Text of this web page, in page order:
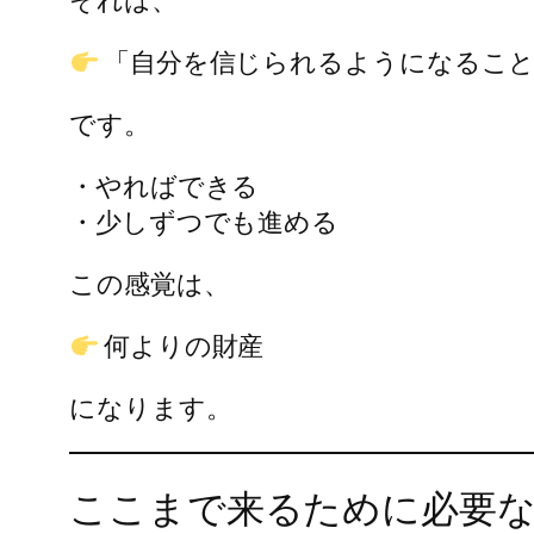
「自分を信じられるようになること
です。
・やればできる
・少しずつでも進める
この感覚は、
何よりの財産
になります。
ここまで来るために必要